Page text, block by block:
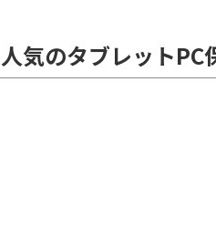
人気のタブレットPC